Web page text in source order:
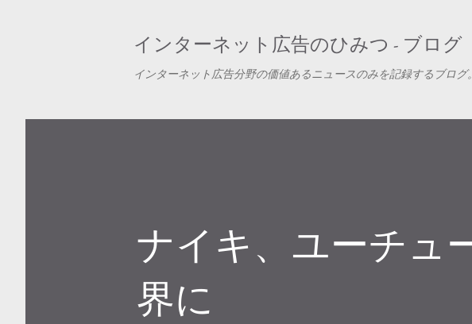
インターネット広告のひみつ - ブログ
インターネット広告分野の価値あるニュースのみを記録するブログ
ナイキ、ユーチュ
界に